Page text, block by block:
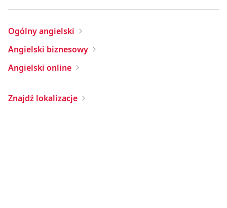
Ogólny angielski
Angielski biznesowy
Angielski online
Znajdź lokalizacje